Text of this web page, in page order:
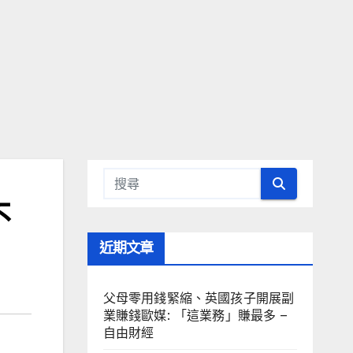
近期文章
父母零用錢緊縮、英國孩子開展副
業賺錢歐媒: 「這業務」賺最多 –
自由財經